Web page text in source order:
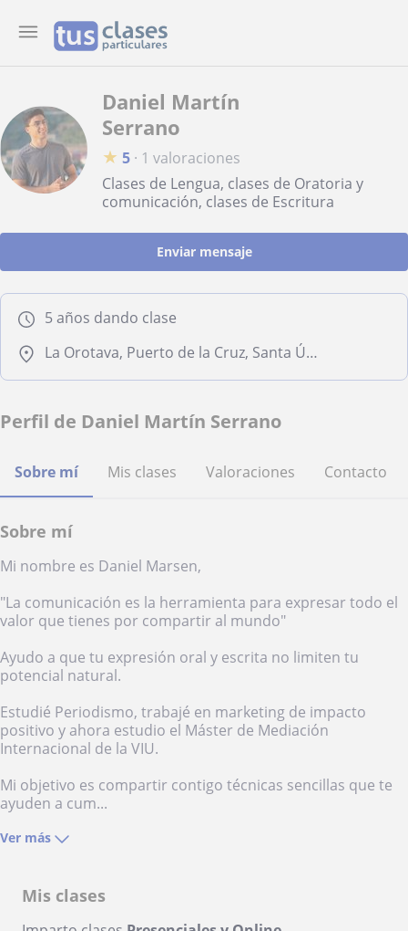
Daniel Martín
Serrano
★ 5 · 1 valoraciones
Clases de Lengua, clases de Oratoria y
comunicación, clases de Escritura
Enviar mensaje
5 años dando clase
La Orotava, Puerto de la Cruz, Santa Úrsula
Perfil de Daniel Martín Serrano
Sobre mí Mis clases Valoraciones Contacto
Sobre mí
Mi nombre es Daniel Marsen,
"La comunicación es la herramienta para expresar todo el
valor que tienes por compartir al mundo"
Ayudo a que tu expresión oral y escrita no limiten tu
potencial natural.
Estudié Periodismo, trabajé en marketing de impacto
positivo y ahora estudio el Máster de Mediación
Internacional de la VIU.
Mi objetivo es compartir contigo técnicas sencillas que te
ayuden a cum...
Ver más
Mis clases